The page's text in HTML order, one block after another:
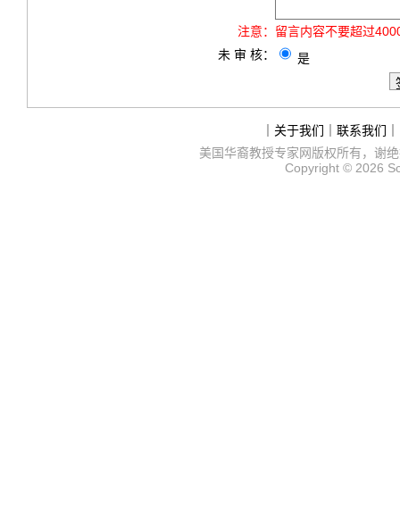
注意： 留言内容不要超过
未 审 核：
是
关于我们 联系我们
美国华裔教授专家网版权所有，谢
Copyright © 2026